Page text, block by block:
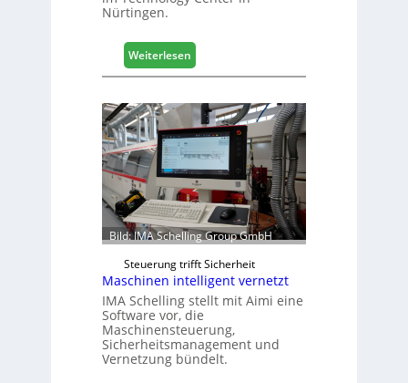
2
0
8
Nürtingen.
Weiterlesen:
4
J
a
h
r
e
S
C
M
D
e
u
t
s
c
h
l
Bild: IMA Schelling Group GmbH
Steuerung trifft Sicherheit
Maschinen intelligent vernetzt
IMA Schelling stellt mit Aimi eine
Software vor, die
Maschinensteuerung,
Sicherheitsmanagement und
Vernetzung bündelt.